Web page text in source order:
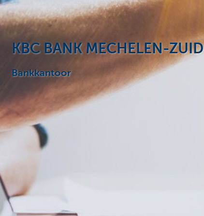
Particulieren
KBC BANK MECHELEN-ZUID
Bankkantoor